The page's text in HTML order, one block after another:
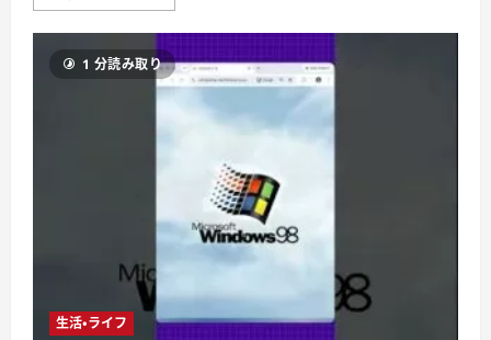
Install
on
iOS
|
Install
IPA
Files
on
&
Jailbreak
[iOS
27
Beta]
に
1 分読み取り
生活・ライフ